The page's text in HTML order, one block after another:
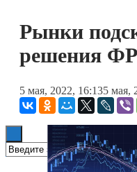
Книги
Рынки
решения
5 мая, 2022, 16:135 мая,